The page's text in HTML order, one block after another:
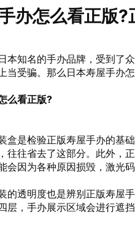
办怎么看正版
本知名的手办品牌，受到了
当受骗。那么日本寿屋手办
么看正版?
盒是检验正版寿屋手办的基
往往省去了这部分。此外，
会因为各种原因损毁，激光
的透明度也是辨别正版寿屋
层，手办展示区域会进行遮